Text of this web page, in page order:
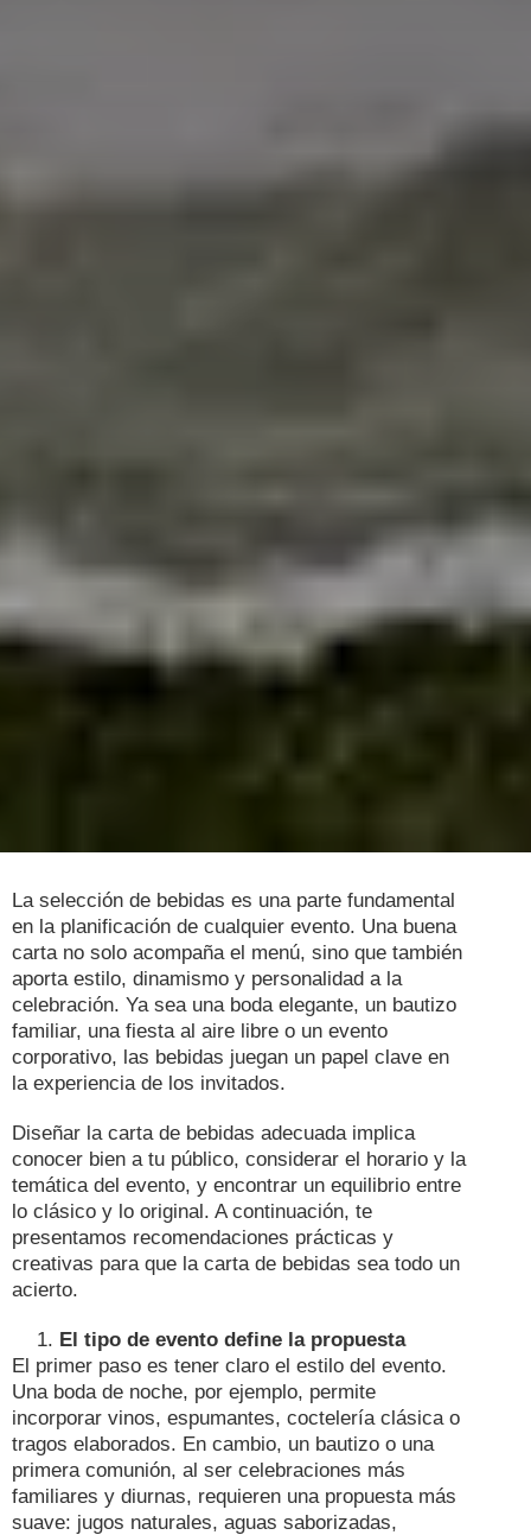
La selección de bebidas es una parte fundamental
en la planificación de cualquier evento. Una buena
carta no solo acompaña el menú, sino que también
aporta estilo, dinamismo y personalidad a la
celebración. Ya sea una boda elegante, un bautizo
familiar, una fiesta al aire libre o un evento
corporativo, las bebidas juegan un papel clave en
la experiencia de los invitados.
Diseñar la carta de bebidas adecuada implica
conocer bien a tu público, considerar el horario y la
temática del evento, y encontrar un equilibrio entre
lo clásico y lo original. A continuación, te
presentamos recomendaciones prácticas y
creativas para que la carta de bebidas sea todo un
acierto.
El tipo de evento define la propuesta
El primer paso es tener claro el estilo del evento.
Una boda de noche, por ejemplo, permite
incorporar vinos, espumantes, coctelería clásica o
tragos elaborados. En cambio, un bautizo o una
primera comunión, al ser celebraciones más
familiares y diurnas, requieren una propuesta más
suave: jugos naturales, aguas saborizadas,